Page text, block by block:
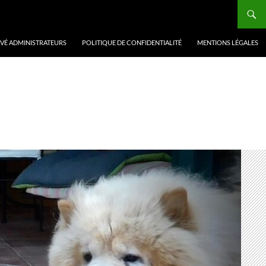
ADMINISTRATEURS POLITIQUE DE CONFIDENTIALITÉ MENTIONS LÉGALES